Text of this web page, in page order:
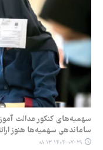
سهمیه‌های کنکور عدالت
ساماندهی سهمیه‌ها هنوز
۱۴۰۴-۰۷-۲۹ ۰۸:۱۳